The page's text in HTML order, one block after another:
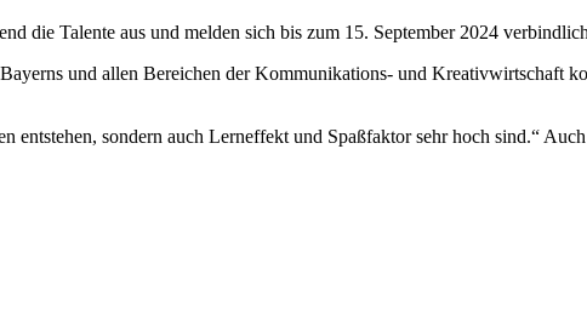
die Talente aus und melden sich bis zum 15. September 2024
und allen Bereichen der Kommunikations- und Kreativwirtschaft
entstehen, sondern auch Lerneffekt und Spaßfaktor sehr hoch sind.“